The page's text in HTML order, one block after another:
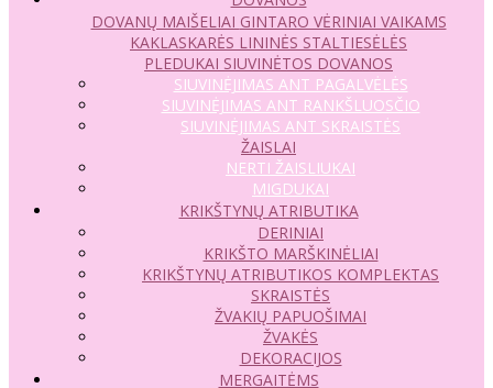
DOVANŲ MAIŠELIAI GINTARO VĖRINIAI VAIKAMS
KAKLASKARĖS LININĖS STALTIESĖLĖS
PLEDUKAI SIUVINĖTOS DOVANOS
SIUVINĖJIMAS ANT PAGALVĖLĖS
SIUVINĖJIMAS ANT RANKŠLUOSČIO
SIUVINĖJIMAS ANT SKRAISTĖS
ŽAISLAI
NERTI ŽAISLIUKAI
MIGDUKAI
KRIKŠTYNŲ ATRIBUTIKA
DERINIAI
KRIKŠTO MARŠKINĖLIAI
KRIKŠTYNŲ ATRIBUTIKOS KOMPLEKTAS
SKRAISTĖS
ŽVAKIŲ PAPUOŠIMAI
ŽVAKĖS
DEKORACIJOS
MERGAITĖMS